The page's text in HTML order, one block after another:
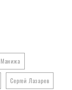
Манижа
Сергей Лазарев